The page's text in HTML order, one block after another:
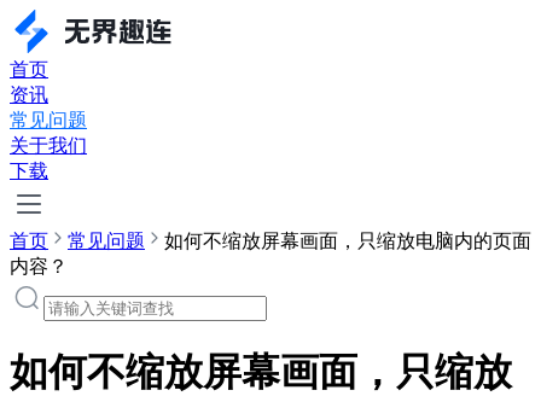
首页
资讯
常见问题
关于我们
下载
首页 常见问题
如何不缩放屏幕画面，只缩放电脑内的页面
内容？
如何不缩放屏幕画面，只缩放